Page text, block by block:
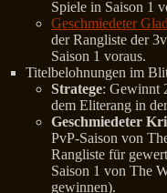
Spiele in Saison 1
Geschmiedeter
der Rangliste der
Saison 1 voraus.
Titelbelohnungen im
Stratege: Gewinnt
dem Eliterang in
Geschmiedeter
PvP-Saison von
Rangliste für
Saison 1 von The
gewinnen).